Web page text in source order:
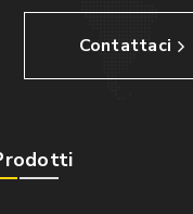
Contattaci